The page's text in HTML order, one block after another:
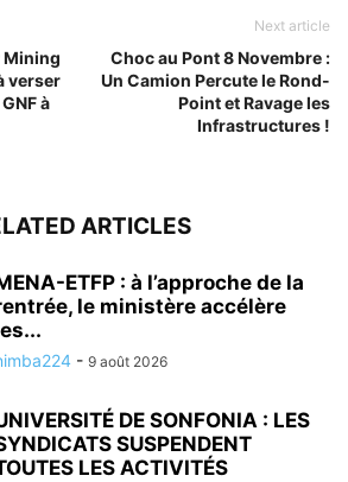
Mining
verser
à
Next article
Choc au Pont 8 Novembre :
Un Camion Percute le Rond-
Point et Ravage les
Infrastructures !
ARTICLES
ETFP : à l’approche de la
le ministère accélère
- 9 août 2026
DE SONFONIA : LES
SUSPENDENT
LES ACTIVITÉS